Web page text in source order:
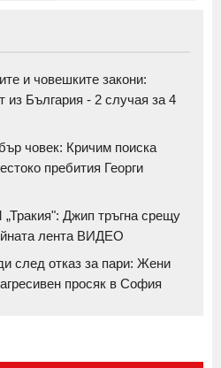
и човешките закони:
из България - 2 случая за 4
човек: Кричим поиска
пребития Георги
Джип тръгна срещу
лента ВИДЕО
след отказ за пари: Жени
просяк в София